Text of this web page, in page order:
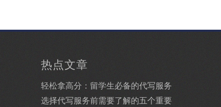
热点文章
轻松拿高分：留学生必备的代写服务
选择代写服务前需要了解的五个重要